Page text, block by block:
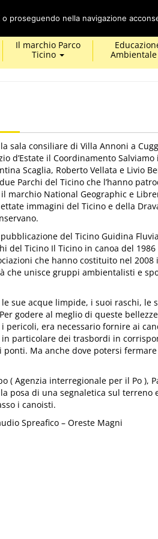
Il marchio Parco
Ticino
Ambientale
sala consiliare di Villa Annoni a
d’Estate il Coordinamento Salviamo
Scaglia, Roberto Vellata e Livio
Parchi del Ticino che l’hanno
marchio National Geographic e
immagini del Ticino e della
del Ticino Guidina
del Ticino Il Ticino in canoa del 1986
che hanno costituito nel 2008
che unisce gruppi ambientalisti e
sue acque limpide, i suoi raschi, le
godere al meglio di queste
era necessario fornire ai
particolare dei trasbordi in
Ma anche dove potersi fermare
( Agenzia interregionale per il Po ),
posa di una segnaletica sul terreno
i canoisti.
Spreafico – Oreste Magni
proseguendo nella navigazione